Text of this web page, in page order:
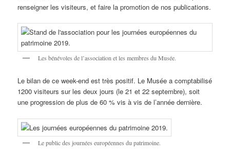
renseigner les visiteurs, et faire la promotion de nos publications.
Les bénévoles de l’association et les membres du Musée.
Le bilan de ce week-end est très positif. Le Musée a comptabilisé
1200 visiteurs sur les deux jours (le 21 et 22 septembre), soit
une progression de plus de 60 % vis à vis de l’année dernière.
Le public des journées européennes du patrimoine.